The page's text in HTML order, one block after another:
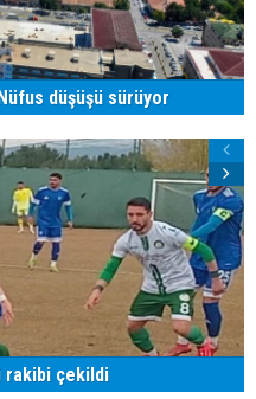
düşüşü sürüyor
rakibi çekildi